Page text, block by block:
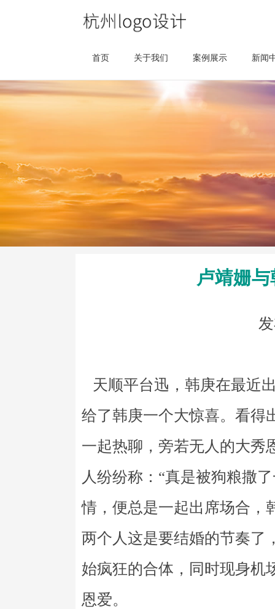
首页 关于我们 案例展示 新闻
卢靖姗
天顺平台迅，韩庚在最近
给了韩庚一个大惊喜。看得
一起热聊，旁若无人的大秀
人纷纷称：“真是被狗粮撒
情，便总是一起出席场合，
两个人这是要结婚的节奏了
始疯狂的合体，同时现身机
恩爱。